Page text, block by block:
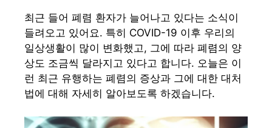
최근 들어 폐렴 환자가 늘어나고 있다는 소식이
들려오고 있어요. 특히 COVID-19 이후 우리의
일상생활이 많이 변화했고, 그에 따라 폐렴의 양
상도 조금씩 달라지고 있다고 합니다. 오늘은 이
런 최근 유행하는 폐렴의 증상과 그에 대한 대처
법에 대해 자세히 알아보도록 하겠습니다.